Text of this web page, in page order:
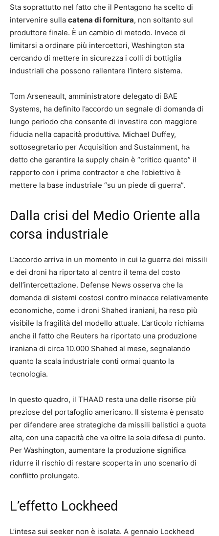
Sta soprattutto nel fatto che il Pentagono ha scelto di
intervenire sulla catena di fornitura, non soltanto sul
produttore finale. È un cambio di metodo. Invece di
limitarsi a ordinare più intercettori, Washington sta
cercando di mettere in sicurezza i colli di bottiglia
industriali che possono rallentare l’intero sistema.
Tom Arseneault, amministratore delegato di BAE
Systems, ha definito l’accordo un segnale di domanda di
lungo periodo che consente di investire con maggiore
fiducia nella capacità produttiva. Michael Duffey,
sottosegretario per Acquisition and Sustainment, ha
detto che garantire la supply chain è “critico quanto” il
rapporto con i prime contractor e che l’obiettivo è
mettere la base industriale “su un piede di guerra”.
Dalla crisi del Medio Oriente alla
corsa industriale
L’accordo arriva in un momento in cui la guerra dei missili
e dei droni ha riportato al centro il tema del costo
dell’intercettazione. Defense News osserva che la
domanda di sistemi costosi contro minacce relativamente
economiche, come i droni Shahed iraniani, ha reso più
visibile la fragilità del modello attuale. L’articolo richiama
anche il fatto che Reuters ha riportato una produzione
iraniana di circa 10.000 Shahed al mese, segnalando
quanto la scala industriale conti ormai quanto la
tecnologia.
In questo quadro, il THAAD resta una delle risorse più
preziose del portafoglio americano. Il sistema è pensato
per difendere aree strategiche da missili balistici a quota
alta, con una capacità che va oltre la sola difesa di punto.
Per Washington, aumentare la produzione significa
ridurre il rischio di restare scoperta in uno scenario di
conflitto prolungato.
L’effetto Lockheed
L’intesa sui seeker non è isolata. A gennaio Lockheed